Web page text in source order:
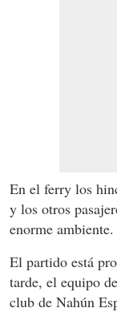
En el ferry los
y los otros
enorme ambiente.
El partido está
tarde, el equipo
club de Nahún